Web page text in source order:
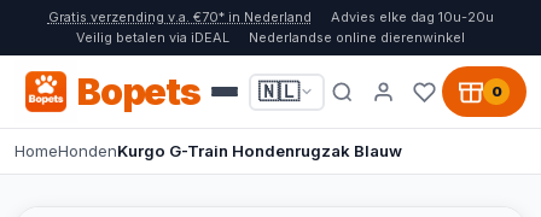
Gratis verzending v.a. €70* in Nederland
Advies elke dag 10u-20u
Veilig betalen via iDEAL
Nederlandse online dierenwinkel
Bopets 🇳🇱 0
HomeHondenKurgo G-Train Hondenrugzak Blauw